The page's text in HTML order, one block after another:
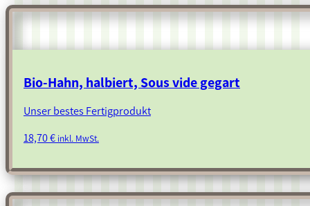
Bio-Hahn, halbiert, Sous vide gegart
Unser bestes Fertigprodukt
18,70€ inkl. MwSt.